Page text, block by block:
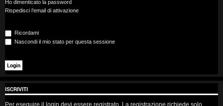
e
n
t
i
e
Ho dimenticato la password
Rispedisci l’email di attivazione
Ricordami
Nascondi il mio stato per questa sessione
ISCRIVITI
Per eseguire il login devi essere registrato. La registrazione richiede solo